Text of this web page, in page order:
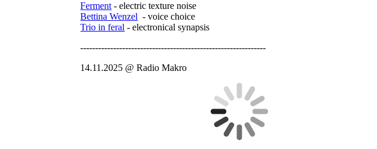
Ferment - electric texture noise
Bettina Wenzel - voice choice
Trio in feral - electronical synapsis
--------------------------------------------------------------
14.11.2025 @ Radio Makro